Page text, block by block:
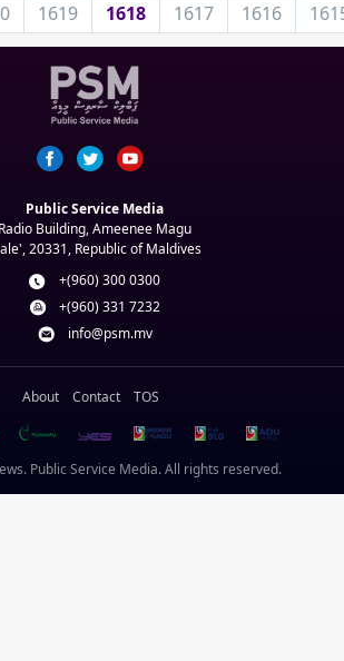
1616
1617
1618
1619
Public Service Media
Radio Building, Ameenee Magu
20331, Republic of Maldives
+(960) 300 0300
+(960) 331 7232
info@psm.mv
About Contact TOS
Public Service Media. All rights reserved.